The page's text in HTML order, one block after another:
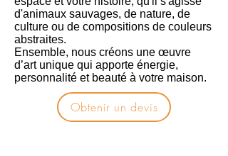
d'animaux sauvages, de nature, de
culture ou de compositions de couleurs
abstraites.
Ensemble, nous créons une œuvre
d’art unique qui apporte énergie,
personnalité et beauté à votre maison.
Obtenir un devis